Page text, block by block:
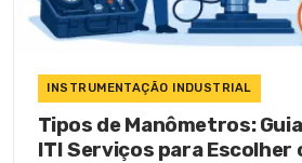
INSTRUMENTAÇÃO INDUSTRIAL
Tipos de Manômetros:
ITI Serviços para Escolher